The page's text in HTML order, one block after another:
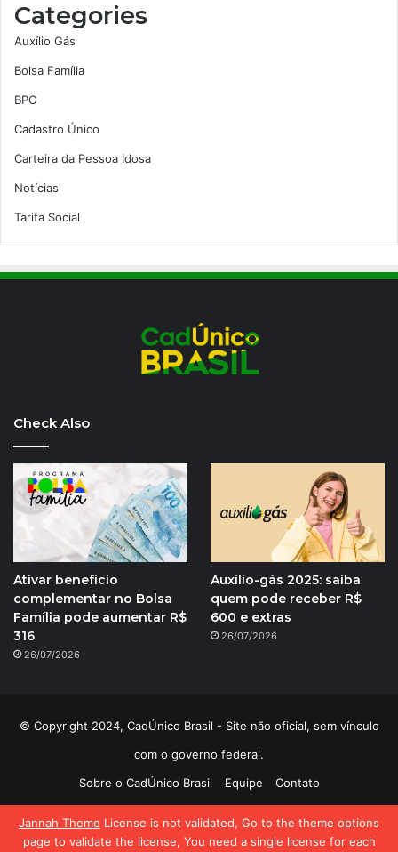
Jannah Theme License is not validated, Go to the theme options
page to validate the license, You need a single license for each
Categories
Auxílio Gás
Bolsa Família
BPC
Cadastro Único
Carteira da Pessoa Idosa
Notícias
Tarifa Social
Check Also
Ativar benefício
complementar no Bolsa
Família pode aumentar R$
316
26/07/2026
Auxílio-gás 2025: saiba
quem pode receber R$
600 e extras
26/07/2026
© Copyright 2024, CadÚnico Brasil - Site não oficial, sem vínculo
com o governo federal.
Sobre o CadÚnico Brasil
Equipe
Contato